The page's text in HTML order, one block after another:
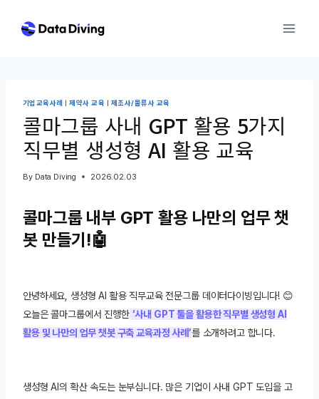
기업교육사례 |제약사 교육 | 제조사/물류사 교육
콜마그룹 사내 GPT 활용 5가지
직무별 생성형 AI 활용 교육
By Data Diving 2026.02.03
콜마그룹 내부 GPT 활용 나만의 업무 챗
봇 만들기!🤖
안녕하세요, 생성형 AI 활용 직무교육 전문그룹 데이터다이빙입니다! 😊
오늘은 콜마그룹에서 진행한 ‘사내 GPT 툴을 활용한 직무별 생성형 AI
활용 및 나만의 업무 챗봇 구축 교육과정 사례’를 소개하려고 합니다.
생성형 AI의 확산 속도는 눈부십니다. 많은 기업이 사내 GPT 도입을 고